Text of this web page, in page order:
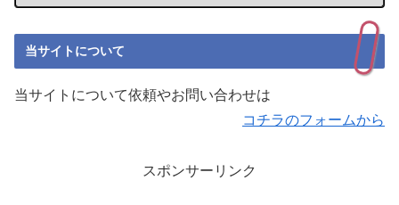
当サイトについて
当サイトについて依頼やお問い合わせは
コチラのフォームから
スポンサーリンク